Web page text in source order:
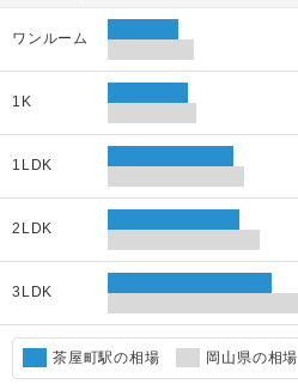
ワンルーム
1K
1LDK
2LDK
3LDK
茶屋町駅の相場 岡山県の相場